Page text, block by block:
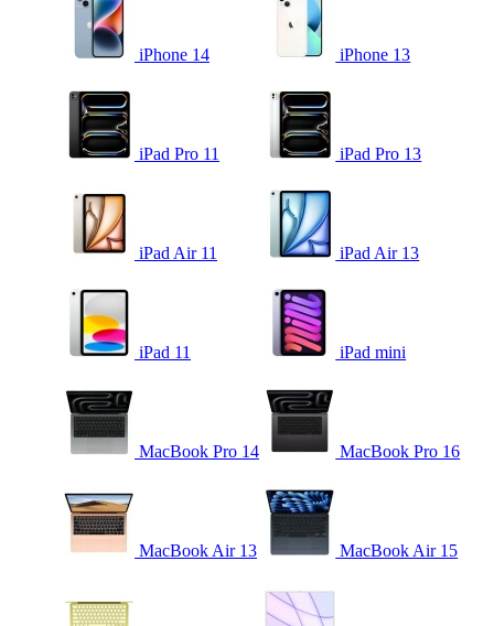
iPhone 14 iPhone 13
iPad Pro 11 iPad Pro 13
iPad Air 11 iPad Air 13
iPad 11 iPad mini
MacBook Pro 14 MacBook Pro 16
MacBook Air 13 MacBook Air 15